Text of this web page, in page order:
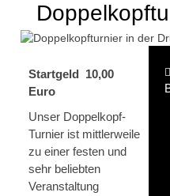
Startgeld 10,00
Euro
Unser Doppelkopf-
Turnier ist mittlerweile
zu einer festen und
sehr beliebten
Veranstaltung